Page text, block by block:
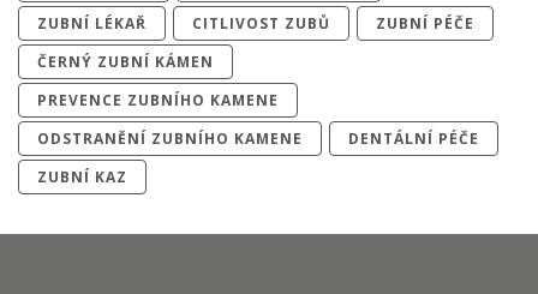
ZUBNÍ LÉKAŘ
CITLIVOST ZUBŮ
ZUBNÍ PÉČE
ČERNÝ ZUBNÍ KÁMEN
PREVENCE ZUBNÍHO KAMENE
ODSTRANĚNÍ ZUBNÍHO KAMENE
DENTÁLNÍ PÉČE
ZUBNÍ KAZ